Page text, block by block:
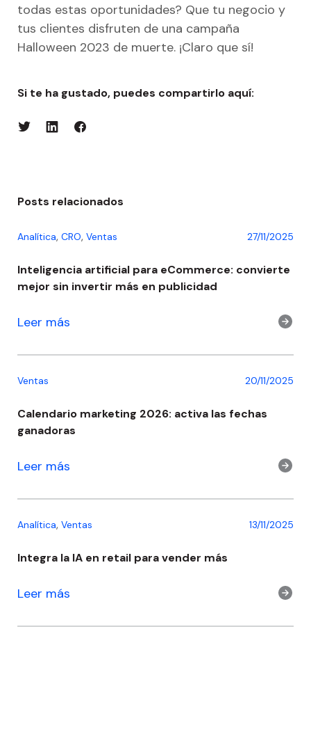
todas estas oportunidades? Que tu negocio y
tus clientes disfruten de una campaña
Halloween 2023 de muerte. ¡Claro que sí!
Si te ha gustado, puedes compartirlo aquí:
Posts relacionados
Analítica, CRO, Ventas 27/11/2025
Inteligencia artificial para eCommerce: convierte
mejor sin invertir más en publicidad
Leer más
Ventas 20/11/2025
Calendario marketing 2026: activa las fechas
ganadoras
Leer más
Analítica, Ventas 13/11/2025
Integra la IA en retail para vender más
Leer más